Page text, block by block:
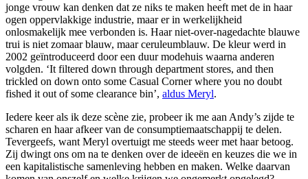
jonge vrouw kan denken dat ze niks te maken heeft met de in haar
ogen oppervlakkige industrie, maar er in werkelijkheid
onlosmakelijk mee verbonden is. Haar niet-over-nagedachte blauwe
trui is niet zomaar blauw, maar ceruleumblauw. De kleur werd in
2002 geïntroduceerd door een duur modehuis waarna anderen
volgden. ‘It filtered down through department stores, and then
trickled on down onto some Casual Corner where you no doubt
fished it out of some clearance bin’, aldus Meryl.
Iedere keer als ik deze scène zie, probeer ik me aan Andy’s zijde te
scharen en haar afkeer van de consumptiemaatschappij te delen.
Tevergeefs, want Meryl overtuigt me steeds weer met haar betoog.
Zij dwingt ons om na te denken over de ideeën en keuzes die we in
een kapitalistische samenleving hebben en maken. Welke daarvan